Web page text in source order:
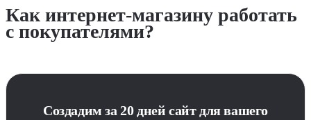
Как интернет-магазину работать
с покупателями?
Создадим за 20 дней сайт для вашего